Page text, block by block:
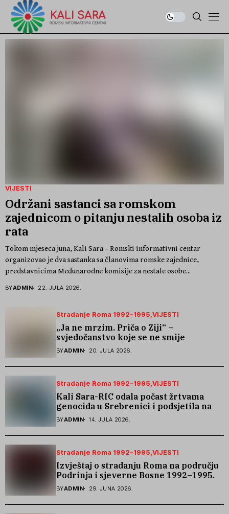
VIJESTI
Održani sastanci sa romskom
zajednicom o pitanju nestalih osoba iz
rata
Tokom mjeseca juna, Kali Sara – Romski informativni centar
organizovao je dva sastanka sa članovima romske zajednice,
predstavnicima Međunarodne komisije za nestale osobe...
BYADMIN 22. JULA 2026.
Stradanje Roma 1992–1995 VIJESTI
„Ja ne mrzim. Priča o Ziji“ –
svjedočanstvo koje se ne smije
zaboraviti
BYADMIN 20. JULA 2026.
Stradanje Roma 1992–1995 VIJESTI
Kali Sara-RIC odala počast žrtvama
genocida u Srebrenici i podsjetila na
stradanje Roma iz Skočića
BYADMIN 14. JULA 2026.
Stradanje Roma 1992–1995 VIJESTI
Izvještaj o stradanju Roma na području
Podrinja i sjeverne Bosne 1992–1995.
godine
BYADMIN 29. JUNA 2026.